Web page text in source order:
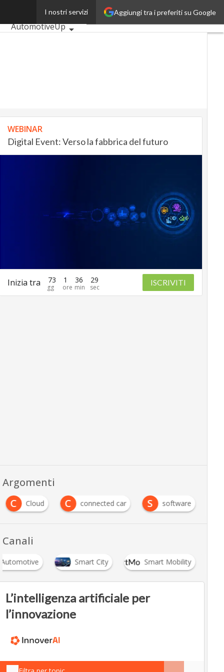
Aggiungi tra i preferiti su Google
I nostri servizi
Ultimi articoli
AutomotiveUp
WEBINAR
Digital Event: Verso la fabbrica del futuro
Inizia tra 73 1 36 28 ISCRIVITI
Argomenti
C Cloud C connected car S software
Canali
Automotive Smart City Smart Mobility
L’intelligenza artificiale per
l’innovazione